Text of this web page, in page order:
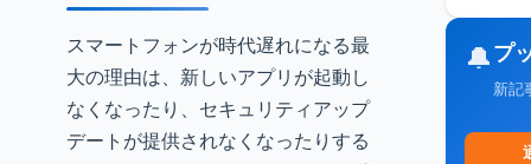
スマートフォンが時代遅れになる最
大の理由は、新しいアプリが起動し
なくなったり、セキュリティアップ
デートが提供されなくなったりする
🔔プ
新記